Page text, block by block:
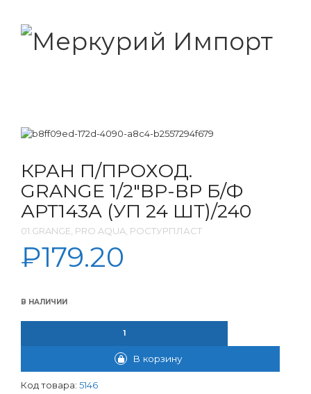
КРАН П/ПРОХОД.
GRANGE 1/2″ВР-ВР Б/Ф
АРТ143А (УП 24 ШТ)/240
01.GRANGE, PRO AQUA, РОСТУРПЛАСТ
₽179.20
В НАЛИЧИИ
В корзину
Код товара: 5146